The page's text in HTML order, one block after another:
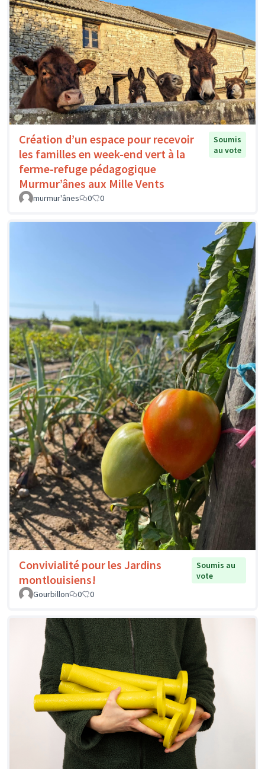
Création d’un espace pour recevoir
les familles en week-end vert à la
ferme-refuge pédagogique
Murmur’ânes aux Mille Vents
Soumis
au vote
murmur'ânes 0 0
Convivialité pour les Jardins
montlouisiens!
Soumis au
vote
Gourbillon
0 0